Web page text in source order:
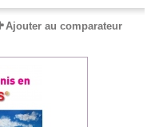
Ajouter au comparateur